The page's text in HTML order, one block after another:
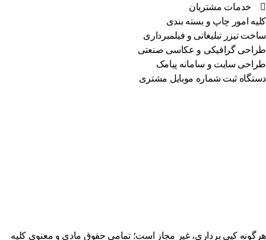
خدمات مشتریان
کلیه امور چاپ و بسته بندی
ساخت تیزر تبلیغاتی و فیلمبرداری
طراحی گرافیکی و عکاسی صنعتی
طراحی سایت و سامانه پیامک
دستگاه ثبت شماره موبایل مشتری
هرگونه کپی برداری، غیر مجاز است؛ تمامی حقوق مادی و معنوی کلیه